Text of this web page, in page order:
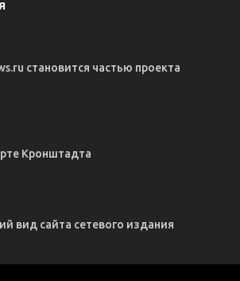
становится частью проекта
Кронштадта
вид сайта сетевого издания